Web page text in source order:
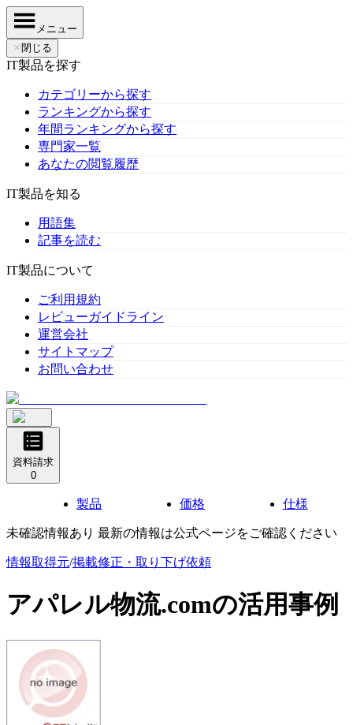
メニュー
✕ 閉じる
IT製品を探す
カテゴリーから探す
ランキングから探す
年間ランキングから探す
専門家一覧
あなたの閲覧履歴
IT製品を知る
用語集
記事を読む
IT製品について
ご利用規約
レビューガイドライン
運営会社
サイトマップ
お問い合わせ
資料請求
0
製品 価格 仕様
未確認情報あり 最新の情報は公式ページをご確認ください
情報取得元/掲載修正・取り下げ依頼
アパレル物流.comの活用事例